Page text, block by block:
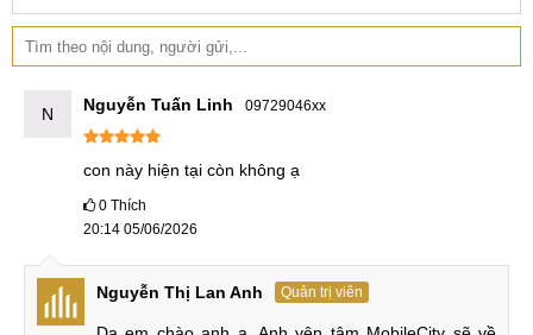
2 Redmi Note 12 Pro
3.750.000
12
3
Redmi Note 12 Pro
5.950.000
Redmi Note 12 Pro
₫
Tháng
6
Tháng
N Nguyễn Tuấn Linh 09729046xx
con này hiện tại còn không ạ
0 Thích
20:14 05/06/2026
Nguyễn Thị Lan Anh Quản trị viên